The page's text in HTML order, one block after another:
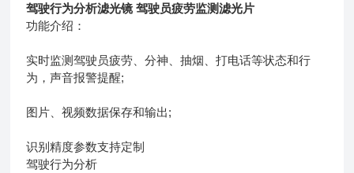
驾驶行为分析滤光镜 驾驶员疲劳监测滤光片
功能介绍：
实时监测驾驶员疲劳、分神、抽烟、打电话等状态和行
为，声音报警提醒;
图片、视频数据保存和输出;
识别精度参数支持定制
驾驶行为分析